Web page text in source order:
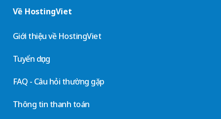
Về HostingViet
Giới thiệu về HostingViet
Tuyển dụng
FAQ - Câu hỏi thường gặp
Thông tin thanh toán